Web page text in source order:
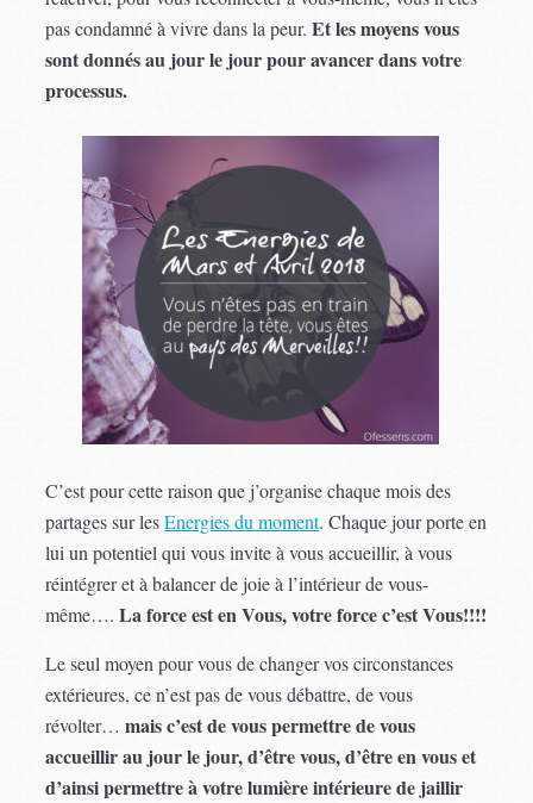
pas condamné à vivre dans la peur.Et les moyens vous
sont donnés au jour le jour pour avancer dans votre
processus.
C’est pour cette raison que j’organise chaque mois des
partages sur lesEnergies du moment. Chaque jour porte en
lui un potentiel qui vous invite à vous accueillir, à vous
réintégrer et à balancer de joie à l’intérieur de vous-
même….La force est en Vous, votre force c’est Vous!!!!
Le seul moyen pour vous de changer vos circonstances
extérieures, ce n’est pas de vous débattre, de vous
révolter…mais c’est de vous permettre de vous
accueillir au jour le jour, d’être vous, d’être en vous et
d’ainsi permettre à votre lumière intérieure de jaillir